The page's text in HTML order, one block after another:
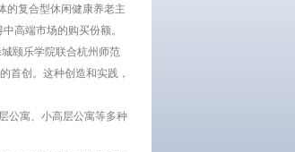
的复合型休闲健康养老主
高端市场的购买份额。
颐乐学院联合杭州师范
首创。这种创造和实践，
公寓、小高层公寓等多种